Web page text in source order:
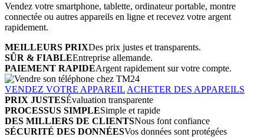
Vendez votre smartphone, tablette, ordinateur portable, montre
connectée ou autres appareils en ligne et recevez votre argent
rapidement.
MEILLEURS PRIXDes prix justes et transparents.
SÛR & FIABLEEntreprise allemande.
PAIEMENT RAPIDEArgent rapidement sur votre compte.
VENDEZ VOTRE APPAREIL ACHETER DES APPAREILS
PRIX JUSTESÉvaluation transparente
PROCESSUS SIMPLESimple et rapide
DES MILLIERS DE CLIENTSNous font confiance
SÉCURITÉ DES DONNÉESVos données sont protégées